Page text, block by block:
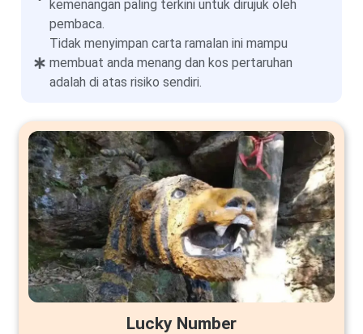
kemenangan paling terkini untuk dirujuk oleh
pembaca.
Tidak menyimpan carta ramalan ini mampu
membuat anda menang dan kos pertaruhan
adalah di atas risiko sendiri.
Lucky Number